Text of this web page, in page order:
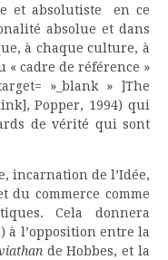
et absolutiste en ce
absolue et dans
à chaque culture, à
« cadre de référence »
»_blank » ]The
Popper, 1994) qui
de vérité qui sont
incarnation de l’Idée,
du commerce comme
Cela donnera
à l’opposition entre la
de Hobbes, et la